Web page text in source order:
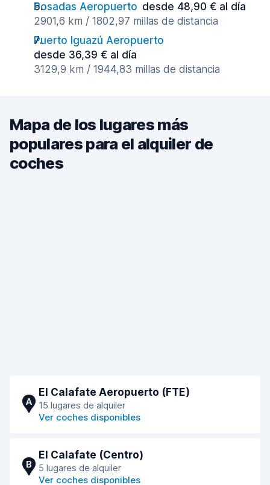
Posadas Aeropuerto desde 48,90 € al día
2901,6 km / 1802,97 millas de distancia
Puerto Iguazú Aeropuerto
desde 36,39 € al día
3129,9 km / 1944,83 millas de distancia
Mapa de los lugares más
populares para el alquiler de
coches
A
El Calafate Aeropuerto (FTE)
15 lugares de alquiler
Ver coches disponibles
B
El Calafate (Centro)
5 lugares de alquiler
Ver coches disponibles